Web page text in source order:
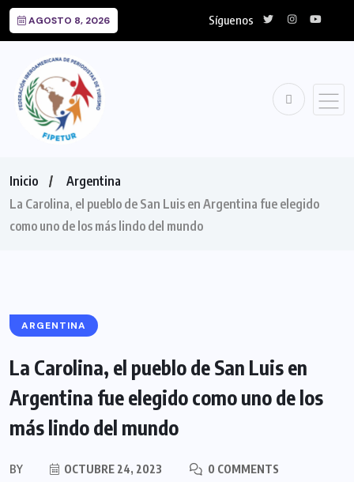
AGOSTO 8, 2026 Síguenos
Inicio
Argentina
La Carolina, el pueblo de San Luis en Argentina fue elegido
como uno de los más lindo del mundo
ARGENTINA
La Carolina, el pueblo de San Luis en
Argentina fue elegido como uno de los
más lindo del mundo
BY OCTUBRE 24, 2023
0 COMMENTS